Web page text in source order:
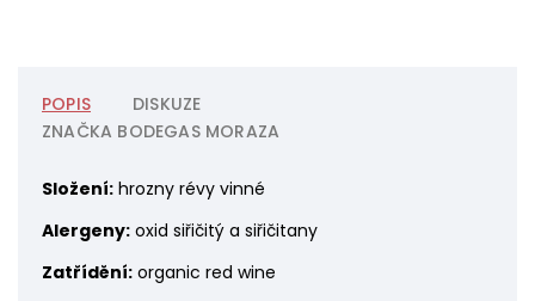
POPIS
DISKUZE
ZNAČKA BODEGAS MORAZA
Složení: hrozny révy vinné
Alergeny: oxid siřičitý a siřičitany
Zatřídění: organic red wine